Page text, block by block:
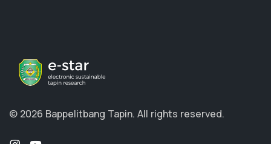
© 2026 Bappelitbang Tapin. All rights reserved.